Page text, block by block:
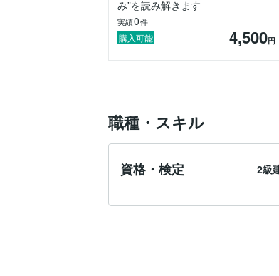
✳︎✴︎✴︎
ふとした直感……
そのすべてが重なり、
今のあなたを形づくっています
紬の鑑定は、その“重なりの糸”
み”を読み解きます
実績0件
購入可能 4,500円
職種・スキル
資格・検定 2級